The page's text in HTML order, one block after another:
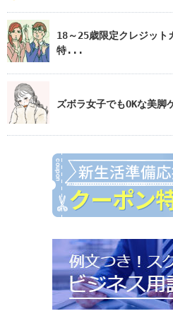
18～25歳限定クレジット
特...
ズボラ女子でもOKな美脚